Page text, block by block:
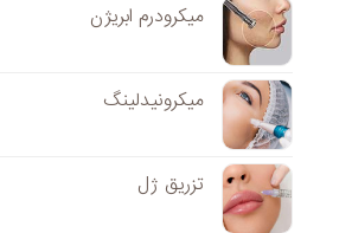
میکرودرم ابریژن
میکرونیدلینگ
تزریق ژل